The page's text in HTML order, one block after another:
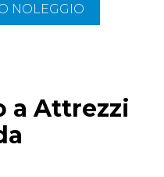
NOLEGGIO
a Attrezzi